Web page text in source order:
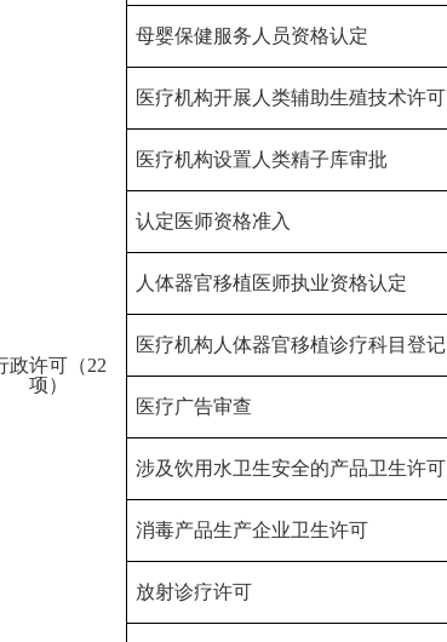
政许可（22
项）
母婴保健服务人员资格认定
医疗机构开展人类辅助生殖技术许可
医疗机构设置人类精子库审批
认定医师资格准入
人体器官移植医师执业资格认定
医疗机构人体器官移植诊疗科目登记
医疗广告审查
涉及饮用水卫生安全的产品卫生许可
消毒产品生产企业卫生许可
放射诊疗许可